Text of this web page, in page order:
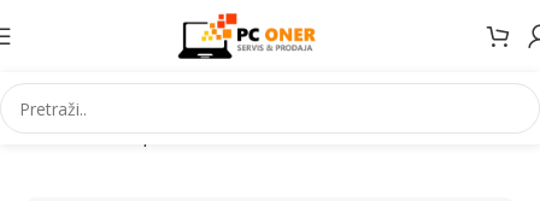
Početna Smartphones Accessories